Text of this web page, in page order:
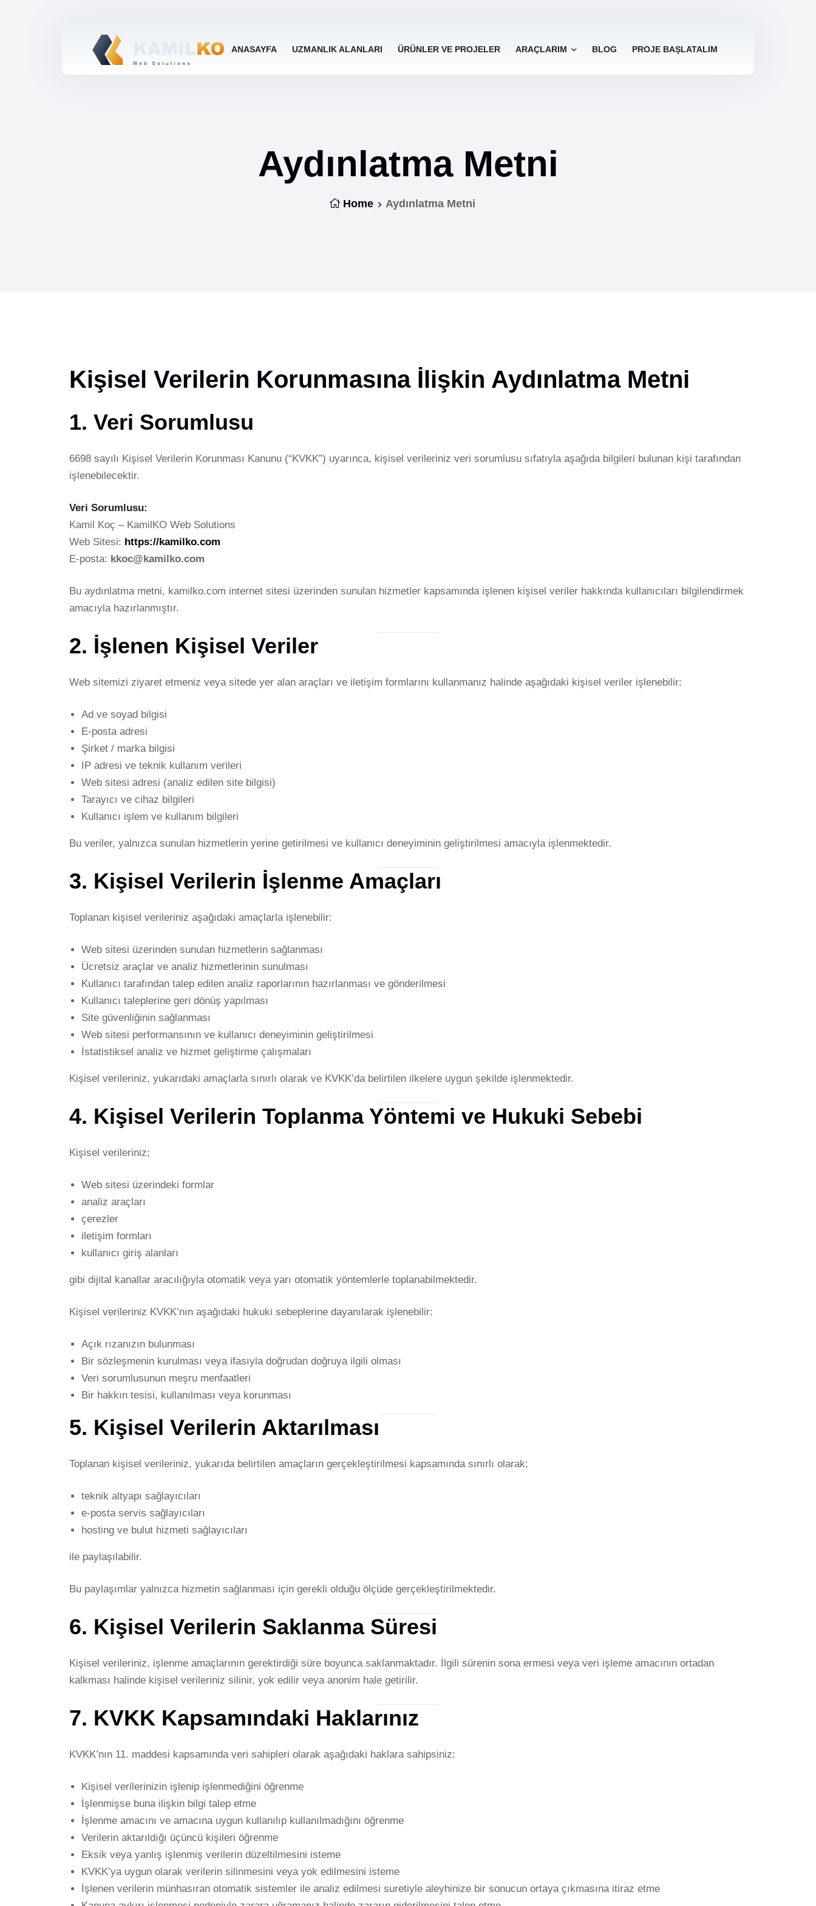
ANASAYFA UZMANLIK ALANLARI ÜRÜNLER VE PROJELER ARAÇLARIM BLOG PROJE BAŞLATALIM
Aydınlatma Metni
Home Aydınlatma Metni
Kişisel Verilerin Korunmasına İlişkin Aydınlatma Metni
1. Veri Sorumlusu
6698 sayılı Kişisel Verilerin Korunması Kanunu (“KVKK”) uyarınca, kişisel verileriniz veri sorumlusu sıfatıyla aşağıda bilgileri bulunan kişi tarafından
işlenebilecektir.
Veri Sorumlusu:
Kamil Koç – KamilKO Web Solutions
Web Sitesi: https://kamilko.com
E-posta: kkoc@kamilko.com
Bu aydınlatma metni, kamilko.com internet sitesi üzerinden sunulan hizmetler kapsamında işlenen kişisel veriler hakkında kullanıcıları bilgilendirmek
amacıyla hazırlanmıştır.
2. İşlenen Kişisel Veriler
Web sitemizi ziyaret etmeniz veya sitede yer alan araçları ve iletişim formlarını kullanmanız halinde aşağıdaki kişisel veriler işlenebilir:
Ad ve soyad bilgisi
E-posta adresi
Şirket / marka bilgisi
IP adresi ve teknik kullanım verileri
Web sitesi adresi (analiz edilen site bilgisi)
Tarayıcı ve cihaz bilgileri
Kullanıcı işlem ve kullanım bilgileri
Bu veriler, yalnızca sunulan hizmetlerin yerine getirilmesi ve kullanıcı deneyiminin geliştirilmesi amacıyla işlenmektedir.
3. Kişisel Verilerin İşlenme Amaçları
Toplanan kişisel verileriniz aşağıdaki amaçlarla işlenebilir:
Web sitesi üzerinden sunulan hizmetlerin sağlanması
Ücretsiz araçlar ve analiz hizmetlerinin sunulması
Kullanıcı tarafından talep edilen analiz raporlarının hazırlanması ve gönderilmesi
Kullanıcı taleplerine geri dönüş yapılması
Site güvenliğinin sağlanması
Web sitesi performansının ve kullanıcı deneyiminin geliştirilmesi
İstatistiksel analiz ve hizmet geliştirme çalışmaları
Kişisel verileriniz, yukarıdaki amaçlarla sınırlı olarak ve KVKK’da belirtilen ilkelere uygun şekilde işlenmektedir.
4. Kişisel Verilerin Toplanma Yöntemi ve Hukuki Sebebi
Kişisel verileriniz;
Web sitesi üzerindeki formlar
analiz araçları
çerezler
iletişim formları
kullanıcı giriş alanları
gibi dijital kanallar aracılığıyla otomatik veya yarı otomatik yöntemlerle toplanabilmektedir.
Kişisel verileriniz KVKK’nın aşağıdaki hukuki sebeplerine dayanılarak işlenebilir:
Açık rızanızın bulunması
Bir sözleşmenin kurulması veya ifasıyla doğrudan doğruya ilgili olması
Veri sorumlusunun meşru menfaatleri
Bir hakkın tesisi, kullanılması veya korunması
5. Kişisel Verilerin Aktarılması
Toplanan kişisel verileriniz, yukarıda belirtilen amaçların gerçekleştirilmesi kapsamında sınırlı olarak;
teknik altyapı sağlayıcıları
e-posta servis sağlayıcıları
hosting ve bulut hizmeti sağlayıcıları
ile paylaşılabilir.
Bu paylaşımlar yalnızca hizmetin sağlanması için gerekli olduğu ölçüde gerçekleştirilmektedir.
6. Kişisel Verilerin Saklanma Süresi
Kişisel verileriniz, işlenme amaçlarının gerektirdiği süre boyunca saklanmaktadır. İlgili sürenin sona ermesi veya veri işleme amacının ortadan
kalkması halinde kişisel verileriniz silinir, yok edilir veya anonim hale getirilir.
7. KVKK Kapsamındaki Haklarınız
KVKK’nın 11. maddesi kapsamında veri sahipleri olarak aşağıdaki haklara sahipsiniz:
Kişisel verilerinizin işlenip işlenmediğini öğrenme
İşlenmişse buna ilişkin bilgi talep etme
İşlenme amacını ve amacına uygun kullanılıp kullanılmadığını öğrenme
Verilerin aktarıldığı üçüncü kişileri öğrenme
Eksik veya yanlış işlenmiş verilerin düzeltilmesini isteme
KVKK’ya uygun olarak verilerin silinmesini veya yok edilmesini isteme
İşlenen verilerin münhasıran otomatik sistemler ile analiz edilmesi suretiyle aleyhinize bir sonucun ortaya çıkmasına itiraz etme